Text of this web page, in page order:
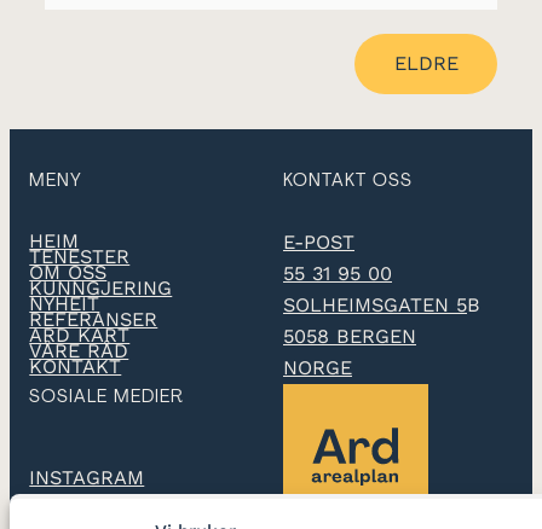
ELDRE
MENY
HEIM
TENESTER
OM OSS
KUNNGJERING
NYHEIT
REFERANSER
ARD KART
VÅRE RÅD
KONTAKT
KONTAKT OSS
E-POST
55 31 95 00
SOLHEIMSGATEN 5B
5058 BERGEN
NORGE
SOSIALE MEDIER
INSTAGRAM